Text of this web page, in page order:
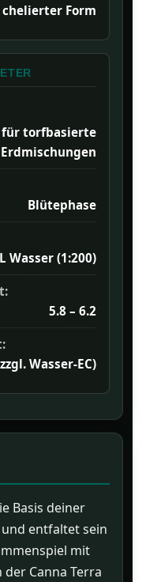
chelierter Form
torfbasierte
Erdmischungen
Blütephase
Wasser (1:200)
5.8 – 6.2
Wasser-EC)
Basis deiner
entfaltet sein
mit
Canna Terra